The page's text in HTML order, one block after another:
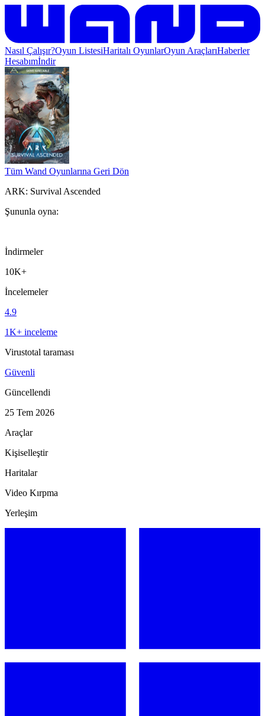
Nasıl Çalışır?Oyun ListesiHaritalı OyunlarOyun AraçlarıHaberler
Hesabımİndir
Tüm Wand Oyunlarına Geri Dön
ARK: Survival Ascended
Şununla oyna:
İndirmeler
10K+
İncelemeler
4.9
1K+ inceleme
Virustotal taraması
Güvenli
Güncellendi
25 Tem 2026
Araçlar
Kişiselleştir
Haritalar
Video Kırpma
Yerleşim